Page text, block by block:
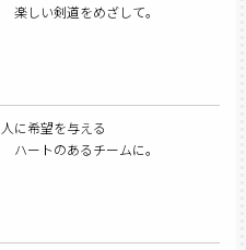
楽しい剣道をめざして。
人に希望を与える
ハートのあるチームに。